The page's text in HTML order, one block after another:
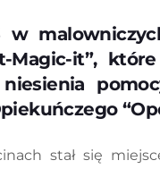
w
Magic-it”,
stał się